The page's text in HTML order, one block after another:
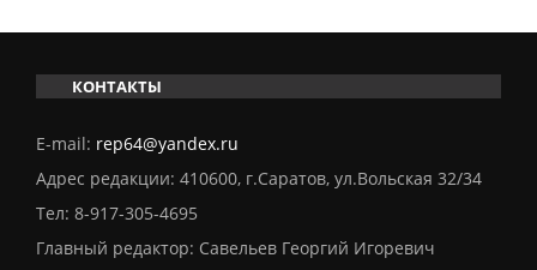
КОНТАКТЫ
E-mail: rep64@yandex.ru
Адрес редакции: 410600, г.Саратов, ул.Вольская 32/34
Тел: 8-917-305-4695
Главный редактор: Савельев Георгий Игоревич